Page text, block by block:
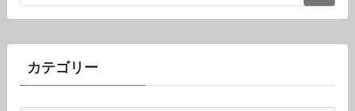
カテゴリー